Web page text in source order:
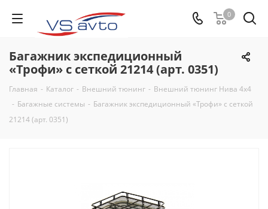
0
Багажник экспедиционный
«Трофи» с сеткой 21214 (арт. 0351)
Главная - Каталог - Внешний тюнинг - Внешний тюнинг Нива 4х4
- Багажные системы - Багажник экспедиционный «Трофи» с сеткой
21214 (арт. 0351)